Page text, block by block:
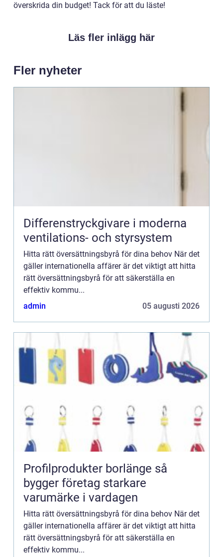
överskrida din budget! Tack för att du läste!
Läs fler inlägg här
Fler nyheter
Differenstryckgivare i moderna
ventilations- och styrsystem
Hitta rätt översättningsbyrå för dina behov När det
gäller internationella affärer är det viktigt att hitta
rätt översättningsbyrå för att säkerställa en
effektiv kommu...
admin
05 augusti 2026
Profilprodukter borlänge så
bygger företag starkare
varumärke i vardagen
Hitta rätt översättningsbyrå för dina behov När det
gäller internationella affärer är det viktigt att hitta
rätt översättningsbyrå för att säkerställa en
effektiv kommu...